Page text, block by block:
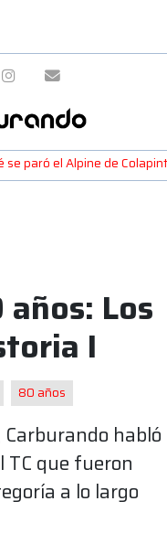
se paró el Alpine de
Los
I
80 años
habló
TC que fueron
a lo largo